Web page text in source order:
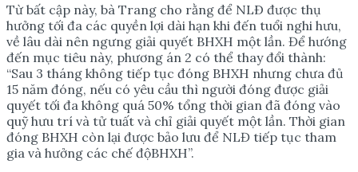
Từ bất cập này, bà Trang cho rằng để NLÐ được thụ
hưởng tối đa các quyền lợi dài hạn khi đến tuổi nghi hưu,
về lâu dài nên ngưng giải quyết BHXH một lần. Để hướng
đến mục tiêu này, phương án 2 có thể thay đổi thành:
“Sau 3 tháng không tiếp tục đóng BHXH nhưng chưa đủ
15 năm đóng, nếu có yêu cầu thì người đóng được giải
quyết tối đa không quá 50% tổng thời gian đã đóng vào
quỹ hưu trí và tử tuất và chỉ giải quyết một lần. Thời gian
đóng BHXH còn lại được bảo lưu để NLĐ tiếp tục tham
gia và hưởng các chế độBHXH”.